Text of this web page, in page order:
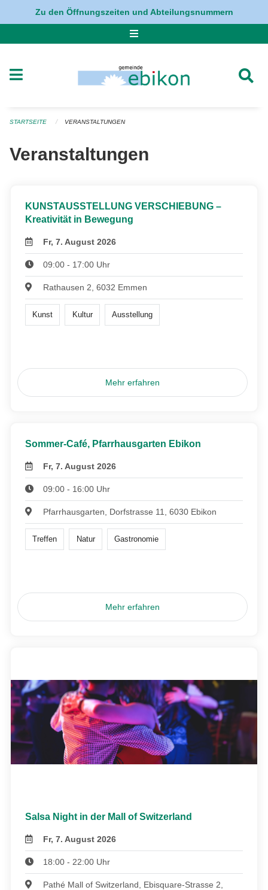
Navigation überspringen
Zu den Öffnungszeiten und Abteilungsnummern
STARTSEITE VERANSTALTUNGEN
Veranstaltungen
KUNSTAUSSTELLUNG VERSCHIEBUNG –
Kreativität in Bewegung
Fr, 7. August 2026
09:00 - 17:00 Uhr
Rathausen 2, 6032 Emmen
Kunst Kultur Ausstellung
Mehr erfahren
Sommer-Café, Pfarrhausgarten Ebikon
Fr, 7. August 2026
09:00 - 16:00 Uhr
Pfarrhausgarten, Dorfstrasse 11, 6030 Ebikon
Treffen Natur Gastronomie
Mehr erfahren
Salsa Night in der Mall of Switzerland
Fr, 7. August 2026
18:00 - 22:00 Uhr
Pathé Mall of Switzerland, Ebisquare-Strasse 2,